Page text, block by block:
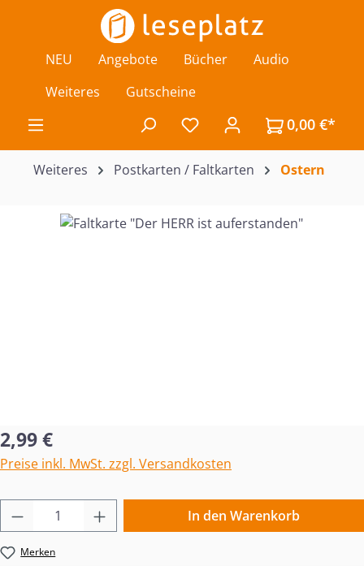
Zum Hauptinhalt springen
NEU Angebote Bücher
Audio
Weiteres
Gutscheine
Du hast 0 Produkte auf
0,00 €*
Weiteres Postkarten / Faltkarten Ostern
Bildergalerie überspringen
Regulärer Preis:
2,99 €
Preise inkl. MwSt. zzgl. Versandkosten
Produkt Anzahl: Gib den gewünschten
In den Warenkorb
Merken